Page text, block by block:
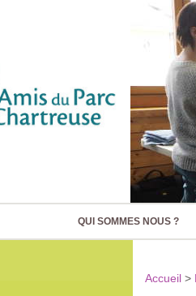
QUI SOMMES NOUS ?
Accueil >